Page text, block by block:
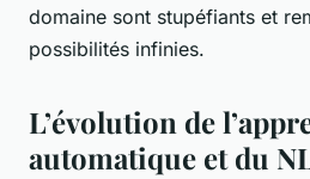
domaine sont stupéfiants et
possibilités infinies.
L’évolution de
automatique et du